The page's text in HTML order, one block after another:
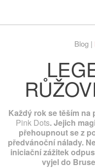
Blog |
Každý rok se těším
Pink Dots. Jejich
přehoupnout se z
předvánoční nálady.
iniciační zážitek
vyjel do